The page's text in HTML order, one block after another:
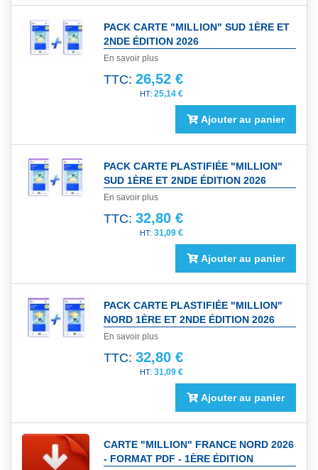
PACK CARTE "MILLION" SUD 1ÈRE ET
2NDE ÉDITION 2026
En savoir plus
TTC: 26,52 €
25,14 €
Ajouter au panier
PACK CARTE PLASTIFIÉE "MILLION"
SUD 1ÈRE ET 2NDE ÉDITION 2026
En savoir plus
TTC: 32,80 €
31,09 €
Ajouter au panier
PACK CARTE PLASTIFIÉE "MILLION"
NORD 1ÈRE ET 2NDE ÉDITION 2026
En savoir plus
TTC: 32,80 €
31,09 €
Ajouter au panier
CARTE "MILLION" FRANCE NORD 2026
- FORMAT PDF - 1ÈRE ÉDITION